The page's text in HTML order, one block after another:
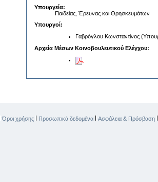
Υπουργεία:
Παιδείας, Έρευνας και Θρησκευμάτων
Υπουργοί:
Γαβρόγλου Κωνσταντίνος
Αρχεία Μέσων Κοινοβουλευτικού Ελέγχου:
|Όροι χρήσης Προσωπικά δεδομένα Ασφάλεια & Πρόσβαση